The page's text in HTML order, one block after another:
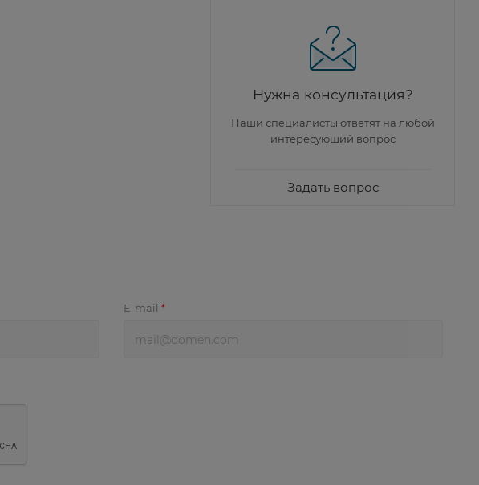
Нужна консультация?
Наши специалисты ответят на любой
интересующий вопрос
Задать вопрос
E-mail *